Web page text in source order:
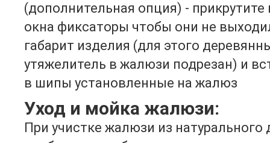
(дополнительная опция) - прикрутите
окна фиксаторы чтобы они не
габарит изделия (для этого
утяжелитель в жалюзи подрезан) и
в шипы установленные на жалюз
Уход и мойка жалюзи:
При учистке жалюзи из натурального